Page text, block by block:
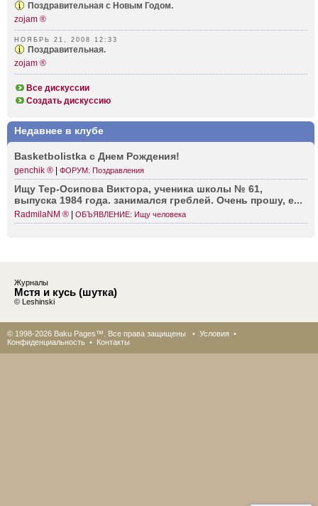
Поздравительная с Новым Годом.
zojam ®
НОЯБРЬ 21, 2008 12:33
Поздравительная.
zojam ®
Все дискуссии
Создать дискуссию
Недавнее в клубе
Baske­tbolistka с Днем Рождения!
genchik ® ФОРУМ: Поздравления
Ищу Тер-О­сипова Виктора, ученика школы № 61,
выпуска 1984 года. занимался греблей. Очень прошу, е...
RadmilaNM ® ОБЪЯВЛЕНИЕ: Ищу человека
Журналы
Мстя и кусь (шутка)
© Leshinski
© 1998-2026 Baku Pages™. Все права защищены • Условия •
Конфиденциальность • Контакты